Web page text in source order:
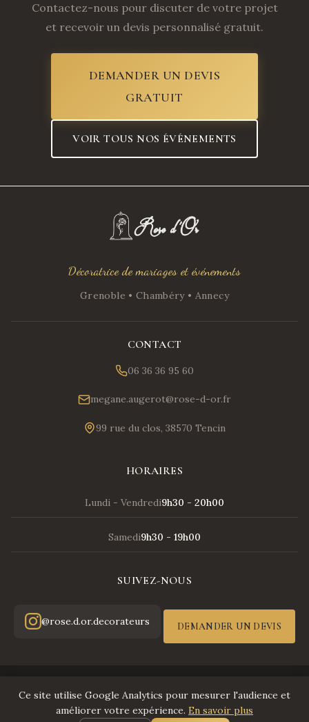
Contactez-nous pour discuter de votre projet
et recevoir un devis personnalisé gratuit.
DEMANDER UN DEVIS
GRATUIT
VOIR TOUS NOS ÉVÉNEMENTS
Décoratrice de mariages et événements
Grenoble • Chambéry • Annecy
CONTACT
06 36 36 95 60
megane.augerot@rose-d-or.fr
99 rue du clos, 38570 Tencin
HORAIRES
Lundi - Vendredi9h30 - 20h00
Samedi9h30 - 19h00
SUIVEZ-NOUS
@rose.d.or.decorateurs DEMANDER UN DEVIS
Mentions légales
Ce site utilise Google Analytics pour mesurer l'audience et
améliorer votre expérience. En savoir plus